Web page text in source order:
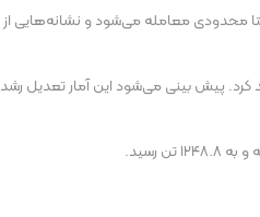
محدودی معامله می‌شود و نشانه‌هایی
کرد. پیش بینی می‌شود این آمار تعدیل